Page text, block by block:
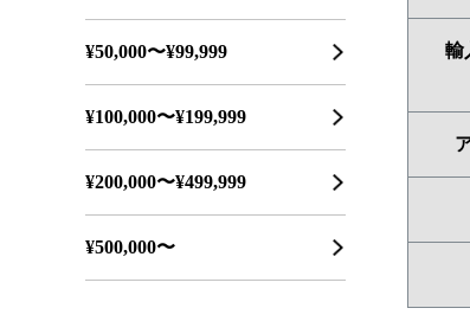
¥50,000〜¥99,999
¥100,000〜¥199,999
¥200,000〜¥499,999
¥500,000〜
輸